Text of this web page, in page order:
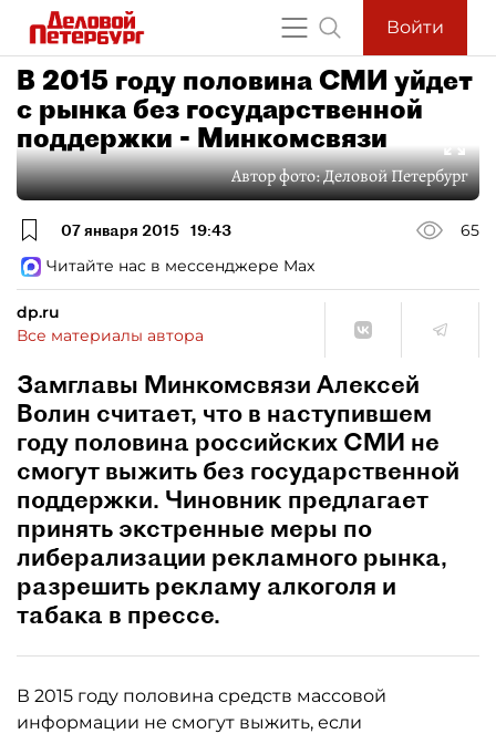
Войти
В 2015 году половина СМИ уйдет
с рынка без государственной
поддержки - Минкомсвязи
Автор фото:Деловой Петербург
07 января 2015 19:43
65
Читайте нас в мессенджере Max
dp.ru
Все материалы автора
Замглавы Минкомсвязи Алексей
Волин считает, что в наступившем
году половина российских СМИ не
смогут выжить без государственной
поддержки. Чиновник предлагает
принять экстренные меры по
либерализации рекламного рынка,
разрешить рекламу алкоголя и
табака в прессе.
В 2015 году половина средств массовой
информации не смогут выжить, если